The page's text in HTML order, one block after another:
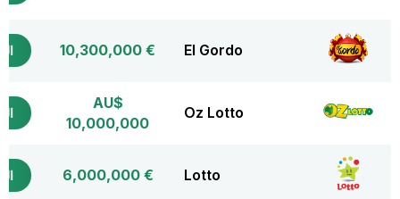
El Gordo
€ 10,300,000
Oz Lotto
AU$
10,000,000
Lotto
€ 6,000,000